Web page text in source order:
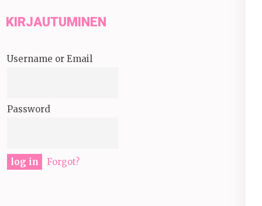
KIRJAUTUMINEN
Username or Email
Password
Forgot?